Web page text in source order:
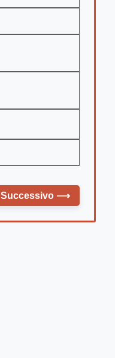
Successivo ⟶